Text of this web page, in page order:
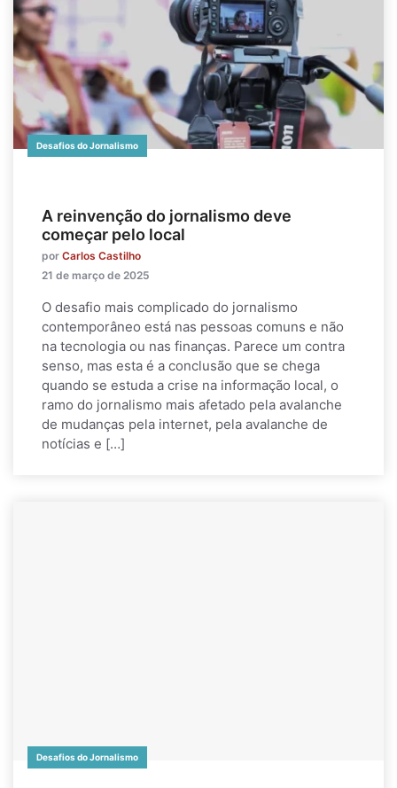
Desafios do Jornalismo
A reinvenção do jornalismo deve
começar pelo local
por Carlos Castilho
21 de março de 2025
O desafio mais complicado do jornalismo
contemporâneo está nas pessoas comuns e não
na tecnologia ou nas finanças. Parece um contra
senso, mas esta é a conclusão que se chega
quando se estuda a crise na informação local, o
ramo do jornalismo mais afetado pela avalanche
de mudanças pela internet, pela avalanche de
notícias e […]
Desafios do Jornalismo